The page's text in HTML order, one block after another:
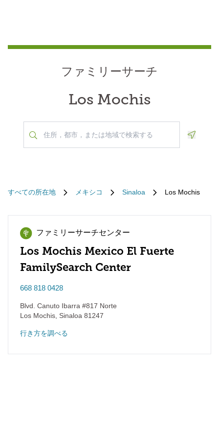
ファミリーサーチ
Los Mochis
すべての所在地 メキシコ Sinaloa Los Mochis
ファミリーサーチセンター
Los Mochis Mexico El Fuerte
FamilySearch Center
668 818 0428
Blvd. Canuto Ibarra #817 Norte
Los Mochis Sinaloa 81247
行き方を調べる